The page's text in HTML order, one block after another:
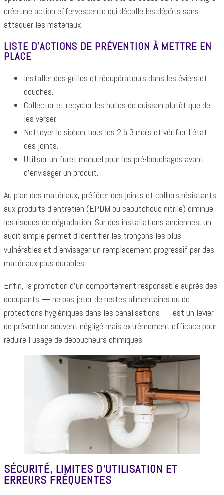
crée une action effervescente qui décolle les dépôts sans
attaquer les matériaux.
LISTE D’ACTIONS DE PRÉVENTION À METTRE EN
PLACE
Installer des grilles et récupérateurs dans les éviers et
douches.
Collecter et recycler les huiles de cuisson plutôt que de
les verser.
Nettoyer le siphon tous les 2 à 3 mois et vérifier l’état
des joints.
Utiliser un furet manuel pour les pré-bouchages avant
d’envisager un produit.
Au plan des matériaux, préférer des joints et colliers résistants
aux produits d’entretien (EPDM ou caoutchouc nitrile) diminue
les risques de dégradation. Sur des installations anciennes, un
audit simple permet d’identifier les tronçons les plus
vulnérables et d’envisager un remplacement progressif par des
matériaux plus durables.
Enfin, la promotion d’un comportement responsable auprès des
occupants — ne pas jeter de restes alimentaires ou de
protections hygiéniques dans les canalisations — est un levier
de prévention souvent négligé mais extrêmement efficace pour
réduire l’usage de déboucheurs chimiques.
SÉCURITÉ, LIMITES D’UTILISATION ET
ERREURS FRÉQUENTES